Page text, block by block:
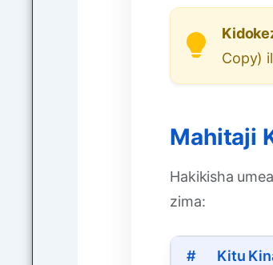
Copy)
Mahitaji
Hakikisha
zima:
# Kitu